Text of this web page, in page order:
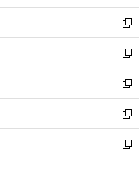
開
く
ウ
で
開
く
ン
ド
ウ
で
開
く
ウ
ィ
ン
ド
ウ
で
開
く
新
し
い
ウ
ィ
ン
ド
ウ
で
開
新
し
い
ウ
ィ
ン
ド
ウ
新
し
い
ウ
ィ
ン
新
し
い
ウ
新
し